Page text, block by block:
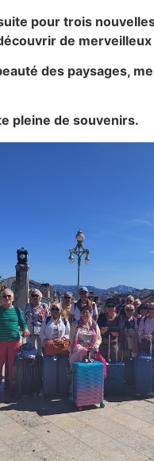
pour trois
de
des paysages,
pleine de souvenirs.